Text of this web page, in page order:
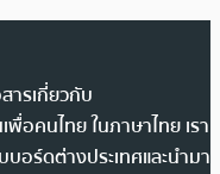
ารเกี่ยวกับ
พื่อคนไทย ในภาษาไทย เรา
อร์ดต่างประเทศและนำมา